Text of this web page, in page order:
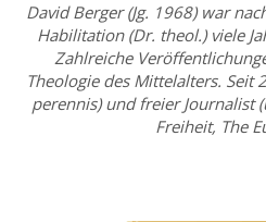
David Berger (Jg. 1968) war
Habilitation (Dr. theol.) viele
Zahlreiche
Theologie des Mittelalters. Seit
perennis) und freier Journalist
Freiheit, The